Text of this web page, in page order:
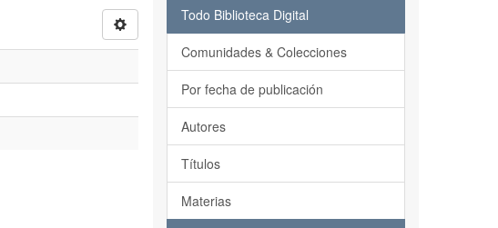
Todo Biblioteca Digital
Comunidades & Colecciones
Por fecha de publicación
Autores
Títulos
Materias